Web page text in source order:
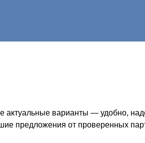
актуальные варианты — удобно,
предложения от проверенных